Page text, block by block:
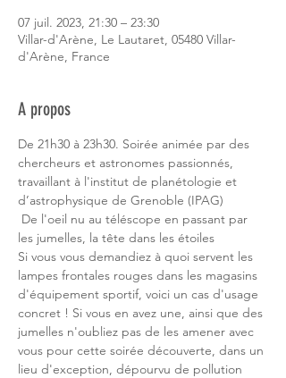
07 juil. 2023, 21:30 – 23:30
Villar-d'Arène, Le Lautaret, 05480 Villar-
d'Arène, France
A propos
De 21h30 à 23h30. Soirée animée par des
chercheurs et astronomes passionnés,
travaillant à l'institut de planétologie et
d’astrophysique de Grenoble (IPAG)
De l'oeil nu au téléscope en passant par
les jumelles, la tête dans les étoiles
Si vous vous demandiez à quoi servent les
lampes frontales rouges dans les magasins
d'équipement sportif, voici un cas d'usage
concret ! Si vous en avez une, ainsi que des
jumelles n'oubliez pas de les amener avec
vous pour cette soirée découverte, dans un
lieu d'exception, dépourvu de pollution